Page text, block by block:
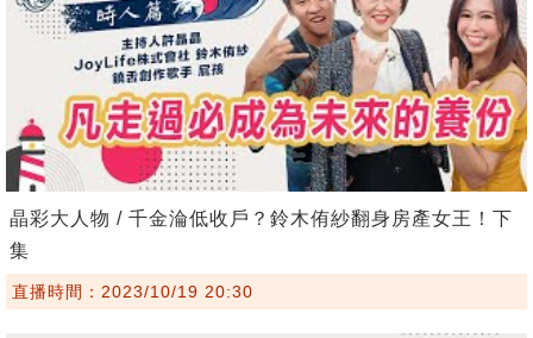
晶彩大人物 / 千金淪低收戶？鈴木侑紗翻身房產女王！下
集
直播時間：2023/10/19 20:30